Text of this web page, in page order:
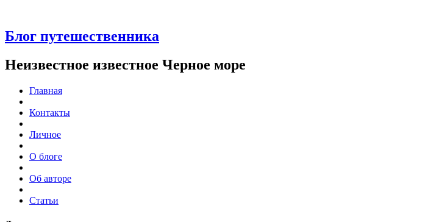
Блог путешественника
Неизвестное известное Черное море
Главная
Контакты
Личное
О блоге
Об авторе
Статьи